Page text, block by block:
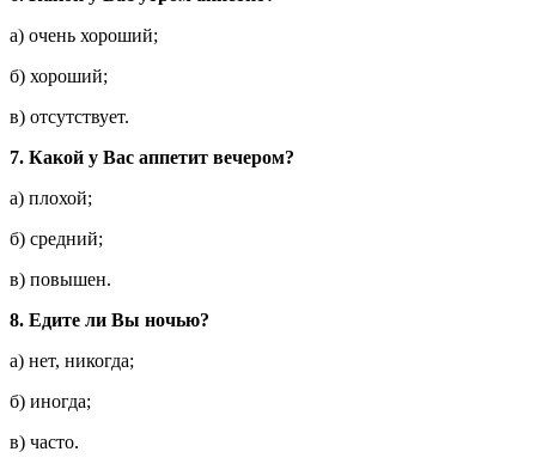
а) очень хороший;
б) хороший;
в) отсутствует.
7. Какой у Вас аппетит вечером?
а) плохой;
б) средний;
в) повышен.
8. Едите ли Вы ночью?
а) нет, никогда;
б) иногда;
в) часто.